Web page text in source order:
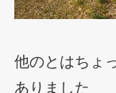
他のとはちょ
ありました